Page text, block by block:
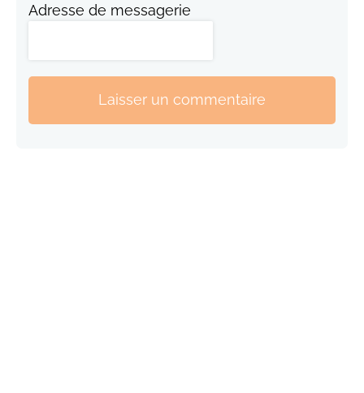
Adresse de messagerie
Laisser un commentaire